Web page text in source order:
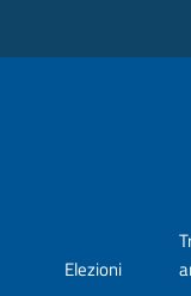
Elezioni